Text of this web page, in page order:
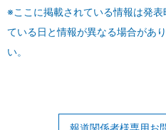
※ここに掲載されている情報は発
ている日と情報が異なる場合があ
い。
報道関係者様専用お